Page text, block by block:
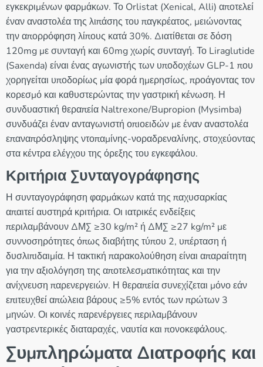
εγκεκριμένων φαρμάκων. Το Orlistat (Xenical, Alli) αποτελεί
έναν αναστολέα της λιπάσης του παγκρέατος, μειώνοντας
την απορρόφηση λίπους κατά 30%. Διατίθεται σε δόση
120mg με συνταγή και 60mg χωρίς συνταγή. Το Liraglutide
(Saxenda) είναι ένας αγωνιστής των υποδοχέων GLP-1 που
χορηγείται υποδορίως μία φορά ημερησίως, προάγοντας τον
κορεσμό και καθυστερώντας την γαστρική κένωση. Η
συνδυαστική θεραπεία Naltrexone/Bupropion (Mysimba)
συνδυάζει έναν ανταγωνιστή οπιοειδών με έναν αναστολέα
επαναπρόσληψης ντοπαμίνης-νοραδρεναλίνης, στοχεύοντας
στα κέντρα ελέγχου της όρεξης του εγκεφάλου.
Κριτήρια Συνταγογράφησης
Η συνταγογράφηση φαρμάκων κατά της παχυσαρκίας
απαιτεί αυστηρά κριτήρια. Οι ιατρικές ενδείξεις
περιλαμβάνουν ΔΜΣ ≥30 kg/m² ή ΔΜΣ ≥27 kg/m² με
συννοσηρότητες όπως διαβήτης τύπου 2, υπέρταση ή
δυσλιπιδαιμία. Η τακτική παρακολούθηση είναι απαραίτητη
για την αξιολόγηση της αποτελεσματικότητας και την
ανίχνευση παρενεργειών. Η θεραπεία συνεχίζεται μόνο εάν
επιτευχθεί απώλεια βάρους ≥5% εντός των πρώτων 3
μηνών. Οι κοινές παρενέργειες περιλαμβάνουν
γαστρεντερικές διαταραχές, ναυτία και πονοκεφάλους.
Συμπληρώματα Διατροφής και